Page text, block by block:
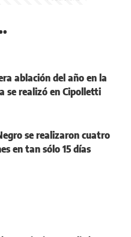
ablación del año en la
se realizó en Cipolletti
se realizaron cuatro
en tan sólo 15 días